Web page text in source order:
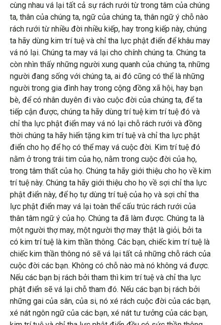
cùng nhau vá lại tất cả sự rách rưới từ trong tâm của chúng
ta, thân của chúng ta, ngữ của chúng ta, thân ngữ ý chỗ nào
rách rưới từ nhiều đời nhiều kiếp, hay trong kiếp này, chúng
ta hãy dùng kim trí tuệ và chỉ tha lực phật điển để khâu may
vá nó lại. Chúng ta may vá lại cho chính chúng ta. Chúng ta
còn nhìn thấy những người xung quanh của chúng ta, những
người đang sống với chúng ta, ai đó cũng có thể là những
người trong gia đình hay trong cộng đồng xã hội, hay bạn
bè, để có nhân duyên đi vào cuộc đời của chúng ta, để ta
tiếp cận được, chúng ta hãy dùng trí tuệ kim trí tuệ đó và
chỉ tha lực phật điển may vá nó lại chỗ rách rưới và đồng
thời chúng ta hãy hiến tặng kim trí tuệ và chỉ tha lực phật
điển cho họ để họ có thể may vá cuộc đời. Kim trí tuệ đó
nằm ở trong trái tim của họ, nằm trong cuộc đời của họ,
trong tâm thất của họ. Chúng ta hãy giới thiệu cho họ về kim
trí tuệ này. Chúng ta hãy giới thiệu cho họ về sợi chỉ tha lực
phật điển này, để họ tự dùng trí tuệ của họ và sợi chỉ tha
lực phật điển may vá lại toàn thể cấu trúc rách rưới của
thân tâm ngữ ý của họ. Chúng ta đã làm được. Chúng ta là
một người thợ may, một người thợ may thật là giỏi, bởi ta
có kim trí tuệ là kim thần thông. Các bạn, chiếc kim trí tuệ là
chiếc kim thần thông nó sẽ vá lại tất cả những chỗ rách của
cuộc đời các bạn. Không có chỗ nào mà nó không vá được.
Nếu các bạn bị rách bởi tham thì kim trí tuệ và chỉ tha lực
phật điển sẽ vá lại chỗ tham đó. Nếu các bạn bị rách bởi
những gai của sân, của si, nó xé rách cuộc đời của các bạn,
xé nát ngôn ngữ của các bạn, xé nát tư tưởng của các bạn,